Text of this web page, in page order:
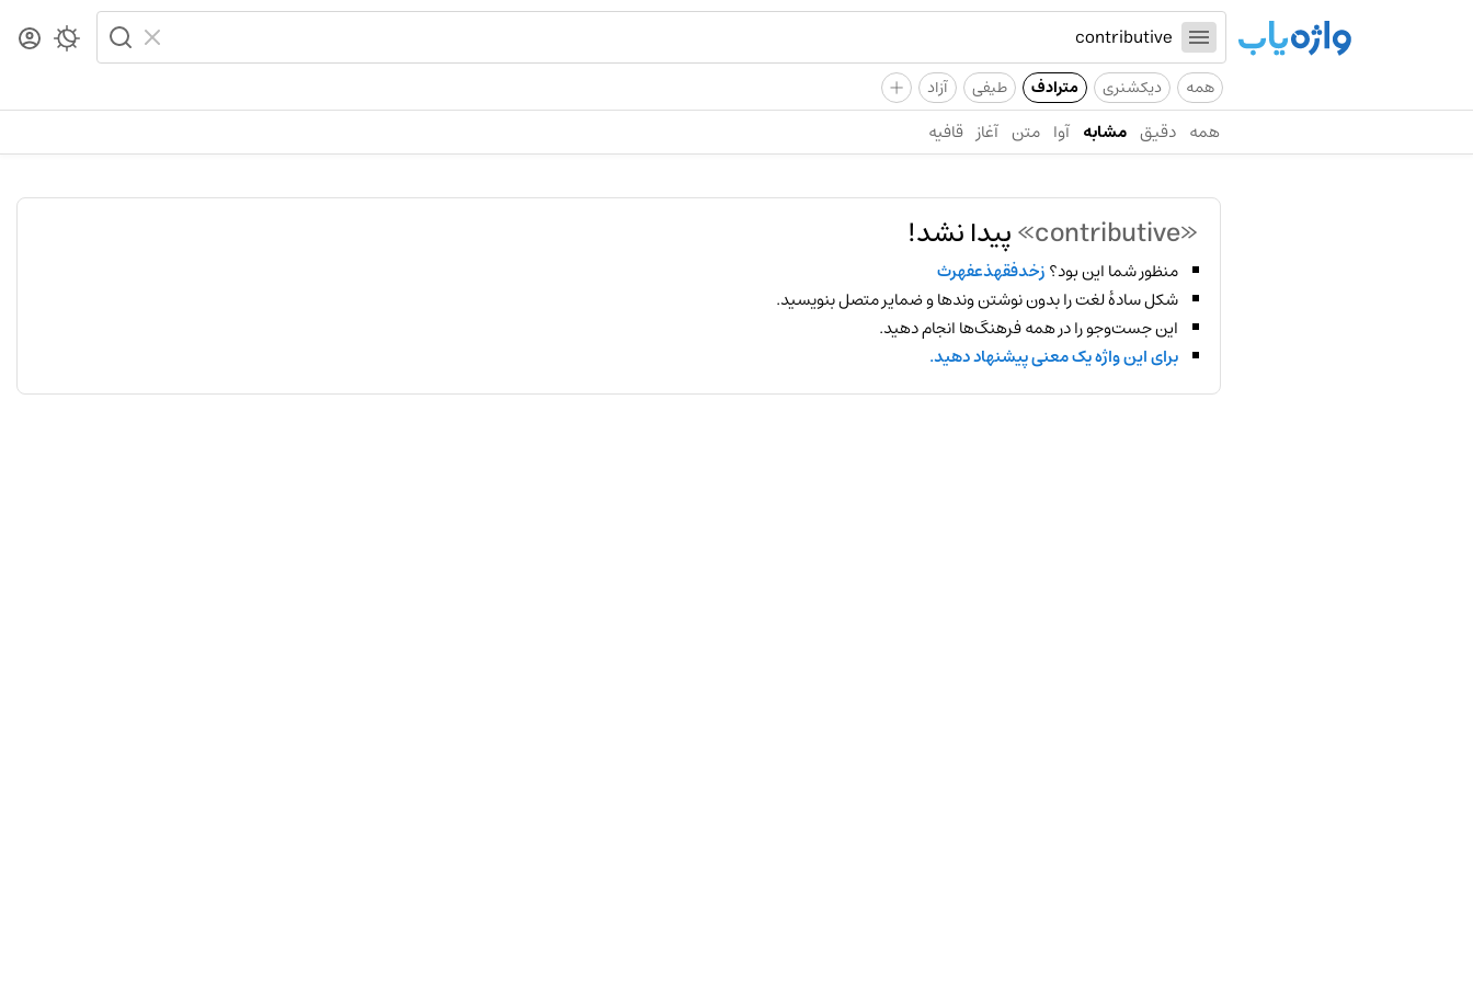
همه دیکشنری مترادف طیفی آزاد +
همه دقیق مشابه آوا متن آغاز قافیه
«contributive» پیدا نشد!
منظور شما این بود؟زخدفقهذعفهرث
شکل سادهٔ لغت را بدون نوشتن وندها و ضمایر متصل بنویسید.
این جست‌وجو را در همه فرهنگ‌ها انجام دهید.
برای این واژه یک معنی پیشنهاد دهید.